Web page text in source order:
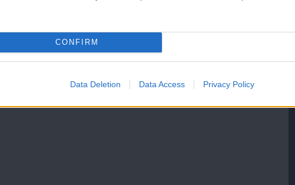
CONFIRM
Data Deletion Data Access Privacy Policy